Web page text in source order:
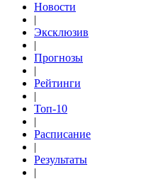
Новости
|
Эксклюзив
|
Прогнозы
|
Рейтинги
|
Топ-10
|
Расписание
|
Результаты
|